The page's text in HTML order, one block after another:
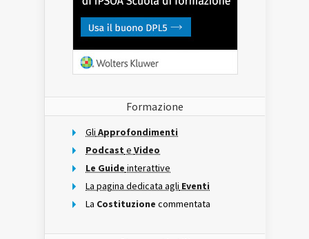
Formazione
Gli Approfondimenti
Podcast e Video
Le Guide interattive
La pagina dedicata agli Eventi
La Costituzione commentata